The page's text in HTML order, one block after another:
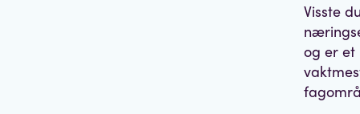
Visste
og er et